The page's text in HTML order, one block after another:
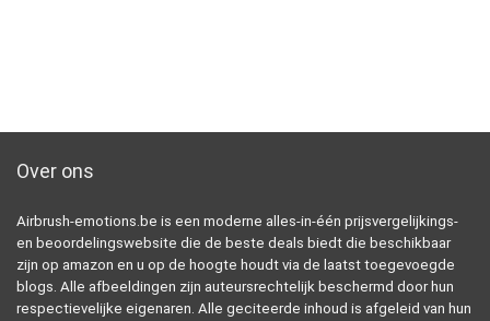
Over ons
Airbrush-emotions.be is een moderne alles-in-één prijsvergelijkings-
en beoordelingswebsite die de beste deals biedt die beschikbaar
zijn op amazon en u op de hoogte houdt via de laatst toegevoegde
blogs. Alle afbeeldingen zijn auteursrechtelijk beschermd door hun
respectievelijke eigenaren. Alle geciteerde inhoud is afgeleid van hun